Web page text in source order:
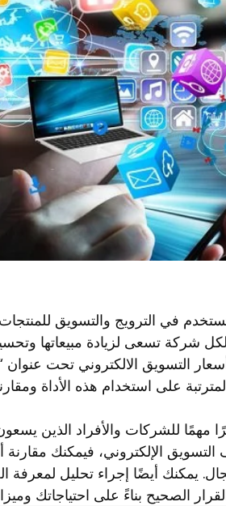
في الترويج والتسويق
شركة تسعى لزيادة مبيعاتها
التسويق الالكتروني تحت عنوان
على استخدام هذه الأداة
مهمًا للشركات والأفراد الذين
الإلكتروني، فيمكنك مقارنة
يمكنك أيضًا إجراء تحليل لمعرفة
الصحيح بناءً على احتياجاتك